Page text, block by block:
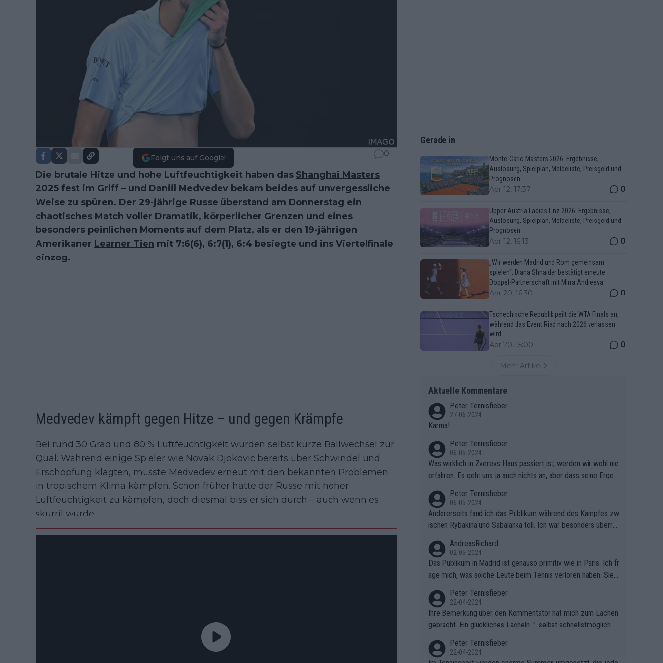
Folgt uns auf Google! 0
Die brutale Hitze und hohe Luftfeuchtigkeit haben das Shanghai Masters
2025 fest im Griff – und Daniil Medvedev bekam beides auf unvergessliche
Weise zu spüren. Der 29-jährige Russe überstand am Donnerstag ein
chaotisches Match voller Dramatik, körperlicher Grenzen und eines
besonders peinlichen Moments auf dem Platz, als er den 19-jährigen
Amerikaner Learner Tien mit 7:6(6), 6:7(1), 6:4 besiegte und ins Viertelfinale
einzog.
Medvedev kämpft gegen Hitze – und gegen Krämpfe
Bei rund 30 Grad und 80 % Luftfeuchtigkeit wurden selbst kurze Ballwechsel zur
Qual. Während einige Spieler wie Novak Djokovic bereits über Schwindel und
Erschöpfung klagten, musste Medvedev erneut mit den bekannten Problemen
in tropischem Klima kämpfen. Schon früher hatte der Russe mit hoher
Luftfeuchtigkeit zu kämpfen, doch diesmal biss er sich durch – auch wenn es
skurril wurde.
Gerade in
Monte-Carlo Masters 2026: Ergebnisse,
Auslosung, Spielplan, Meldeliste, Preisgeld und
Prognosen
Apr 12, 17:37 0
Upper Austria Ladies Linz 2026: Ergebnisse,
Auslosung, Spielplan, Meldeliste, Preisgeld und
Prognosen
Apr 12, 16:13 0
„Wir werden Madrid und Rom gemeinsam
spielen“: Diana Shnaider bestätigt erneute
Doppel-Partnerschaft mit Mirra Andreeva
Apr 20, 16:30 0
Tschechische Republik peilt die WTA Finals an,
während das Event Riad nach 2026 verlassen
wird
Apr 20, 15:00 0
Mehr Artikel
Aktuelle Kommentare
Peter Tennisfieber
27-06-2024
Karma!
Peter Tennisfieber
06-05-2024
Was wirklich in Zverevs Haus passiert ist, werden wir wohl nie
erfahren. Es geht uns ja auch nichts an, aber dass seine Ergeb
Peter Tennisfieber
06-05-2024
Andererseits fand ich das Publikum während des Kampfes zw
ischen Rybakina und Sabalanka toll. Ich war besonders überras
AndreasRichard
02-05-2024
Das Publikum in Madrid ist genauso primitiv wie in Paris. Ich fr
age mich, was solche Leute beim Tennis verloren haben. Sie s
ben.
Peter Tennisfieber
22-04-2024
Ihre Bemerkung über den Kommentator hat mich zum Lachen
gebracht. Ein glückliches Lächeln. "..selbst schnellstmöglich na
Peter Tennisfieber
22-04-2024